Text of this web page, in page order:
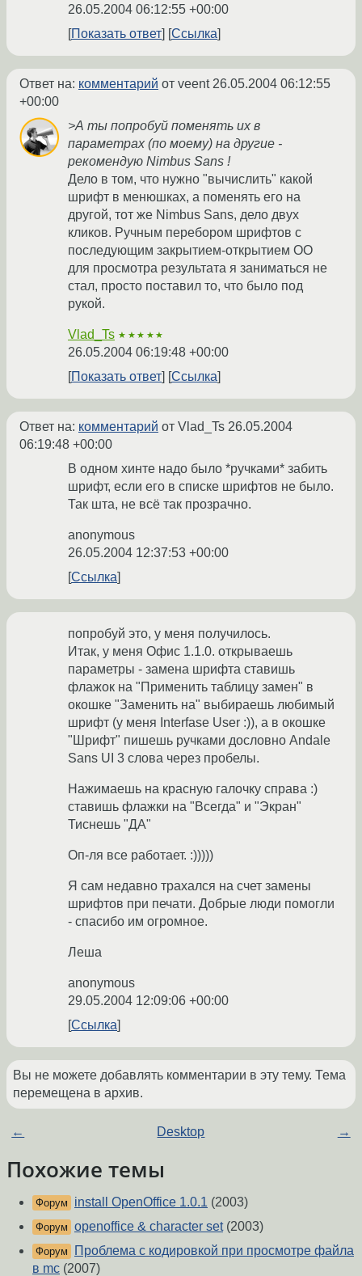
26.05.2004 06:12:55 +00:00
Показать ответ
Ссылка
Ответ на: комментарий от veent26.05.2004 06:12:55
+00:00
>А ты попробуй поменять их в
параметрах (по моему) на другие -
рекомендую Nimbus Sans !
Дело в том, что нужно "вычислить" какой
шрифт в менюшках, а поменять его на
другой, тот же Nimbus Sans, дело двух
кликов. Ручным перебором шрифтов с
последующим закрытием-открытием ОО
для просмотра результата я заниматься не
стал, просто поставил то, что было под
рукой.
Vlad_Ts ★★★★★
26.05.2004 06:19:48 +00:00
Показать ответ
Ссылка
Ответ на: комментарий от Vlad_Ts 26.05.2004
06:19:48 +00:00
В одном хинте надо было *ручками* забить
шрифт, если его в списке шрифтов не было.
Так шта, не всё так прозрачно.
anonymous
26.05.2004 12:37:53 +00:00
Ссылка
попробуй это, у меня получилось.
Итак, у меня Офис 1.1.0. открываешь
параметры - замена шрифта ставишь
флажок на "Применить таблицу замен" в
окошке "Заменить на" выбираешь любимый
шрифт (у меня Interfase User :)), а в окошке
"Шрифт" пишешь ручками дословно Andale
Sans UI 3 слова через пробелы.
Нажимаешь на красную галочку справа :)
ставишь флажки на "Всегда" и "Экран"
Тиснешь "ДА"
Оп-ля все работает. :)))))
Я сам недавно трахался на счет замены
шрифтов при печати. Добрые люди помогли
- спасибо им огромное.
Леша
anonymous
29.05.2004 12:09:06 +00:00
Ссылка
Вы не можете добавлять комментарии в эту тему. Тема
перемещена в архив.
← Desktop →
Похожие темы
Форум install OpenOffice 1.0.1 (2003)
Форум openoffice & character set(2003)
Форум
Проблема с кодировкой при просмотре файла
в mc (2007)